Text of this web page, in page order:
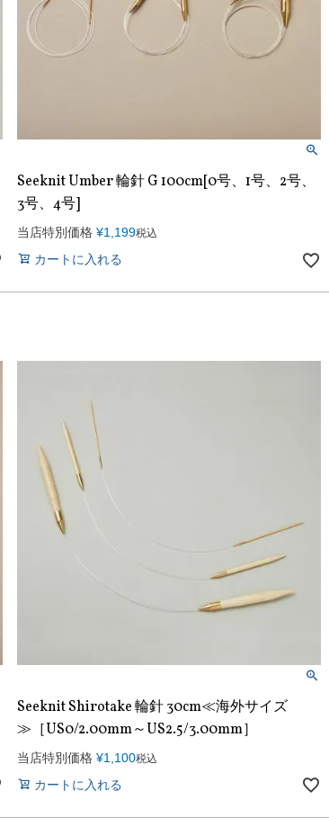
Seeknit Umber 輪針 G 100cm[0号、1号、2号、
3号、4号]
当店特別価格 ¥1,199税込
カートに入れる
Seeknit Shirotake 輪針 30cm≪海外サイズ
≫［US0/2.00mm～US2.5/3.00mm］
当店特別価格 ¥1,100税込
カートに入れる